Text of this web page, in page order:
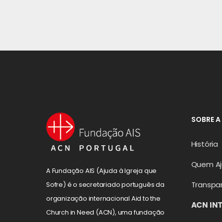
A Fundação AIS (Ajuda à Igreja que
Sofre) é o secretariado português da
organização internacional Aid to the
Church in Need (ACN), uma fundação
SOBRE
História
Quem
ACN